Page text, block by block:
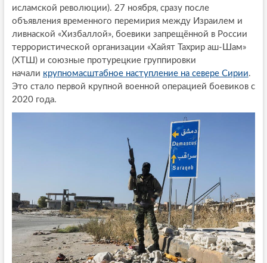
исламской революции). 27 ноября, сразу после
объявления временного перемирия между Израилем и
ливнаской «Хизбаллой», боевики запрещённой в России
террористической организации «Хайят Тахрир аш-Шам»
(ХТШ) и союзные протурецкие группировки
начали крупномасштабное наступление на севере Сирии.
Это стало первой крупной военной операцией боевиков с
2020 года.